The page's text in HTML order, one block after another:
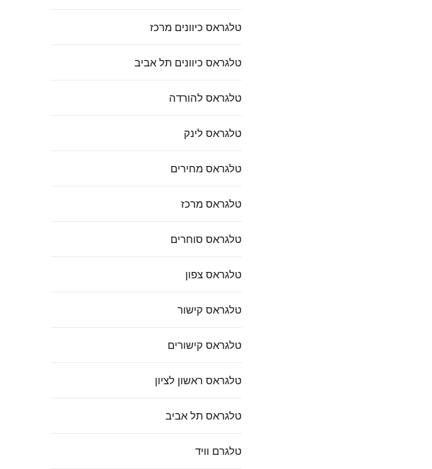
טלגראס כיוונים מרכז
טלגראס כיוונים תל אביב
טלגראס להורדה
טלגראס לינק
טלגראס מחירים
טלגראס מרכז
טלגראס סוחרים
טלגראס צפון
טלגראס קישור
טלגראס קישורים
טלגראס ראשון לציון
טלגראס תל אביב
טלגרם וויד